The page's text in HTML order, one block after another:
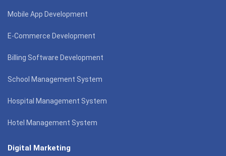
Mobile App Development
E-Commerce Development
Billing Software Development
School Management System
Hospital Management System
Hotel Management System
Digital Marketing